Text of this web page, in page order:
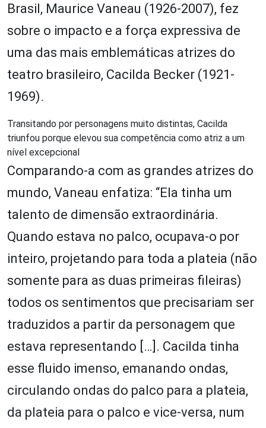
Brasil, Maurice Vaneau (1926-2007), fez
sobre o impacto e a força expressiva de
uma das mais emblemáticas atrizes do
teatro brasileiro, Cacilda Becker (1921-
1969).
Transitando por personagens muito distintas, Cacilda
triunfou porque elevou sua competência como atriz a um
nível excepcional
Comparando-a com as grandes atrizes do
mundo, Vaneau enfatiza: “Ela tinha um
talento de dimensão extraordinária.
Quando estava no palco, ocupava-o por
inteiro, projetando para toda a plateia (não
somente para as duas primeiras fileiras)
todos os sentimentos que precisariam ser
traduzidos a partir da personagem que
estava representando […]. Cacilda tinha
esse fluido imenso, emanando ondas,
circulando ondas do palco para a plateia,
da plateia para o palco e vice-versa, num